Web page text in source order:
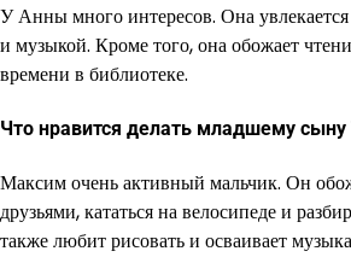
У Анны много интересов. Она
и музыкой. Кроме того, она обожает
времени в библиотеке.
Что нравится делать младшему
Максим очень активный мальчик. Он
друзьями, кататься на велосипеде и
также любит рисовать и осваивает